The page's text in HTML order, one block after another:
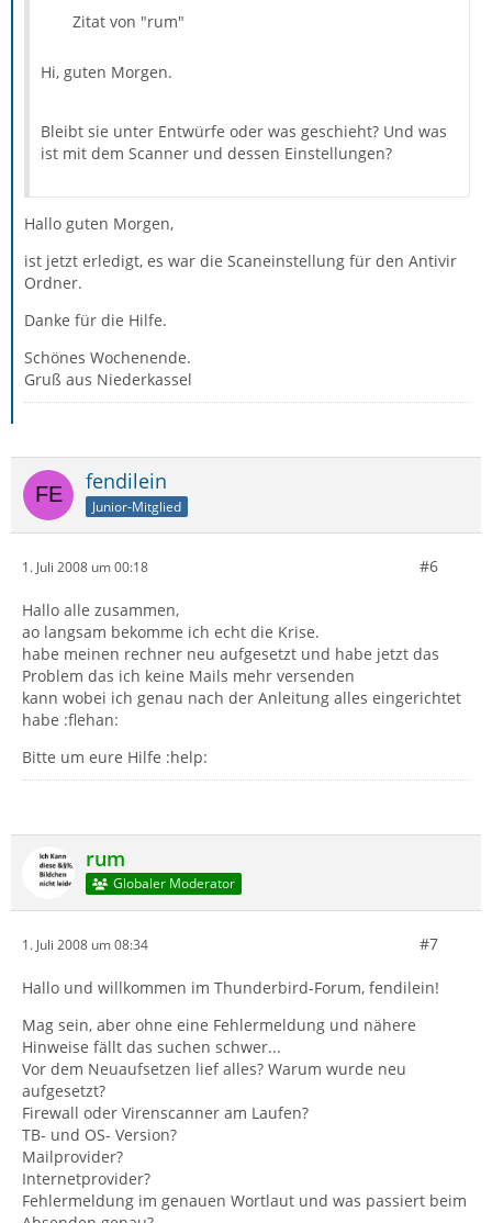
Zitat von "rum"
Hi, guten Morgen.
Bleibt sie unter Entwürfe oder was geschieht? Und was
ist mit dem Scanner und dessen Einstellungen?
Hallo guten Morgen,
ist jetzt erledigt, es war die Scaneinstellung für den Antivir
Ordner.
Danke für die Hilfe.
Schönes Wochenende.
Gruß aus Niederkassel
fendilein
Junior-Mitglied
1. Juli 2008 um 00:18 #6
Hallo alle zusammen,
ao langsam bekomme ich echt die Krise.
habe meinen rechner neu aufgesetzt und habe jetzt das
Problem das ich keine Mails mehr versenden
kann wobei ich genau nach der Anleitung alles eingerichtet
habe :flehan:
Bitte um eure Hilfe :help:
rum
Globaler Moderator
1. Juli 2008 um 08:34 #7
Hallo und willkommen im Thunderbird-Forum, fendilein!
Mag sein, aber ohne eine Fehlermeldung und nähere
Hinweise fällt das suchen schwer...
Vor dem Neuaufsetzen lief alles? Warum wurde neu
aufgesetzt?
Firewall oder Virenscanner am Laufen?
TB- und OS- Version?
Mailprovider?
Internetprovider?
Fehlermeldung im genauen Wortlaut und was passiert beim